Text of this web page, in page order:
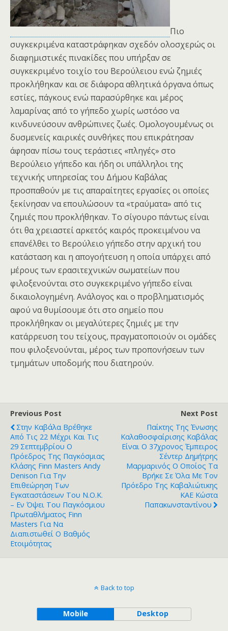
Πιο
συγκεκριμένα καταστράφηκαν σχεδόν ολοσχερώς οι
διαφημιστικές πινακίδες που υπήρξαν σε
συγκεκριμένο τοιχίο του Βερούλειου ενώ ζημιές
προκλήθηκαν και σε διάφορα αθλητικά όργανα όπως
εστίες, πάγκους ενώ παρασύρθηκε και μέρος
λαμαρίνας από το γήπεδο χωρίς ωστόσο να
κινδυνεύσουν ανθρώπινες ζωές. Ομολογουμένως οι
δυσμενείς καιρικές συνθήκες που επικράτησαν
άφησαν πίσω τους τεράστιες «πληγές» στο
Βερούλειο γήπεδο και ήδη οι υπάλληλοι της
τεχνικής υπηρεσίας του Δήμου Καβάλας
προσπαθούν με τις απαραίτητες εργασίες οι οποίες
ξεκίνησαν να επουλώσουν τα «τραύματα» από τις
ζημιές που προκλήθηκαν. Το σίγουρο πάντως είναι
ότι θα χρειαστεί αρκετός καιρός προκειμένου να
επανέλθει το Βερούλειο γήπεδο στην αρχική του
κατάσταση και η απογοήτευση η οποία υπάρχει από
μέρους των ερασιτεχνικών σωματείων που
φιλοξενούνται στο συγκεκριμένο γήπεδο είναι
δικαιολογημένη. Ανάλογος και ο προβληματισμός
αφού να θυμίσουμε ότι στο σημείο που
προκλήθηκαν οι μεγαλύτερες ζημιές με την
κατάρρευση του τείχους, πραγματοποιούν οι ομάδες
που φιλοξενούνται, μέρος των προπονήσεων των
τμημάτων υποδομής που διατηρούν.
Previous Post
Στην Καβάλα Βρέθηκε
Από Τις 22 Μέχρι Και Τις
29 Σεπτεμβρίου Ο
Πρόεδρος Της Παγκόσμιας
Κλάσης Finn Masters Andy
Denison Για Την
Επιθεώρηση Των
Εγκαταστάσεων Του Ν.Ο.Κ.
– Εν Όψει Του Παγκόσμιου
Πρωταθλήματος Finn
Masters Για Να
Διαπιστωθεί Ο Βαθμός
Ετοιμότητας
Next Post
Παίκτης Της Ένωσης
Καλαθοσφαίρισης Καβάλας
Είναι Ο 37χρονος Έμπειρος
Σέντερ Δημήτρης
Μαρμαρινός Ο Οποίος Τα
Βρήκε Σε Όλα Με Τον
Πρόεδρο Της Καβαλιώτικης
ΚΑΕ Κώστα
Παπακωνσταντίνου
Back to top
Mobile Desktop